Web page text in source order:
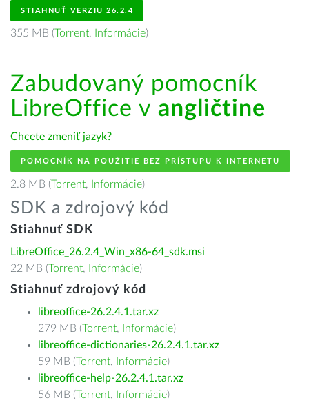
STIAHNUŤ VERZIU 26.2.4
355 MB (Torrent, Informácie)
Zabudovaný pomocník
LibreOffice v angličtine
Chcete zmeniť jazyk?
POMOCNÍK NA POUŽITIE BEZ PRÍSTUPU K INTERNETU
2.8 MB (Torrent, Informácie)
SDK a zdrojový kód
Stiahnuť SDK
LibreOffice_26.2.4_Win_x86-64_sdk.msi
22 MB (Torrent, Informácie)
Stiahnuť zdrojový kód
libreoffice-26.2.4.1.tar.xz
279 MB (Torrent, Informácie)
libreoffice-dictionaries-26.2.4.1.tar.xz
59 MB (Torrent, Informácie)
libreoffice-help-26.2.4.1.tar.xz
56 MB (Torrent, Informácie)